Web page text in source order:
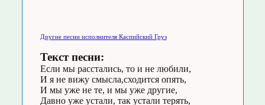
Другие песни исполнителя Каспийский Груз
Текст песни:
Если мы расстались, то и не любили,
И я не вижу смысла,сходится опять,
И мы уже не те, и мы уже другие,
Давно уже устали, так устали терять,